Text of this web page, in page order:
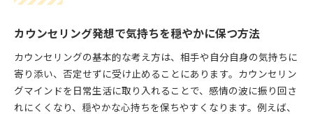
脳トレに良い趣味選びのコツと実践例
カウンセリング視点で考える脳トレに良い趣味
気分転換と脳活性を促す趣味の選び方とコツ
カウンセリングマインドで趣味を楽しむ方法
カウンセリング発想で気持ちを穏やかに保つ方法
カウンセリングの基本的な考え方は、相手や自分自身の気持ちに
寄り添い、否定せずに受け止めることにあります。カウンセリン
グマインドを日常生活に取り入れることで、感情の波に振り回さ
れにくくなり、穏やかな心持ちを保ちやすくなります。例えば、